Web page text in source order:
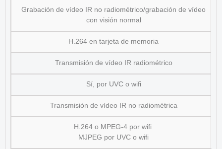
Grabación de vídeo IR no radiométrico/grabación de vídeo
con visión normal
H.264 en tarjeta de memoria
Transmisión de vídeo IR radiométrico
Sí, por UVC o wifi
Transmisión de vídeo IR no radiométrica
H.264 o MPEG-4 por wifi
MJPEG por UVC o wifi